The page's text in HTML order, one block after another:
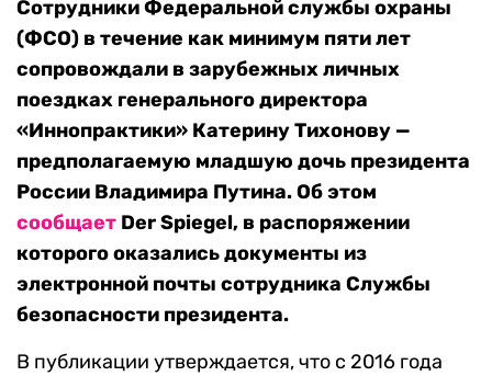
Сотрудники Федеральной службы охраны
(ФСО) в течение как минимум пяти лет
сопровождали в зарубежных личных
поездках генерального директора
«Иннопрактики» Катерину Тихонову —
предполагаемую младшую дочь президента
России Владимира Путина. Об этом
сообщает Der Spiegel, в распоряжении
которого оказались документы из
электронной почты сотрудника Службы
безопасности президента.
В публикации утверждается, что с 2016 года